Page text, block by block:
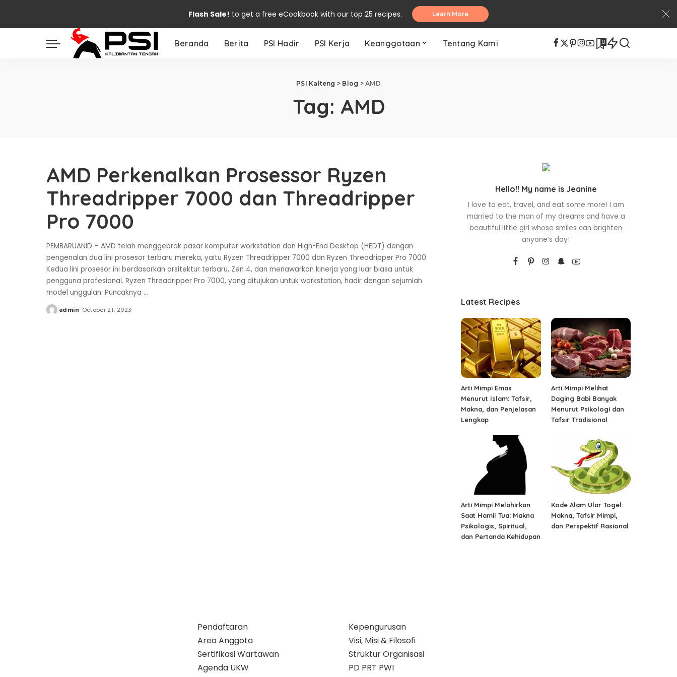
Flash Sale! to get a free eCookbook with our top 25 recipes. Learn More
Beranda Berita PSI Hadir PSI Kerja Keanggotaan Tentang Kami 0
PSI Kalteng > Blog >AMD
Tag: AMD
AMD Perkenalkan Prosessor Ryzen
Threadripper 7000 dan Threadripper
Pro 7000
PEMBARUANID – AMD telah menggebrak pasar komputer workstation dan High-End Desktop (HEDT) dengan
pengenalan dua lini prosesor terbaru mereka, yaitu Ryzen Threadripper 7000 dan Ryzen Threadripper Pro 7000.
Kedua lini prosesor ini berdasarkan arsitektur terbaru, Zen 4, dan menawarkan kinerja yang luar biasa untuk
pengguna profesional. Ryzen Threadripper Pro 7000, yang ditujukan untuk workstation, hadir dengan sejumlah
model unggulan. Puncaknya ...
Posted
admin October 21, 2023
Hello!! My name is Jeanine
I love to eat, travel, and eat some more! I am
married to the man of my dreams and have a
beautiful little girl whose smiles can brighten
anyone’s day!
Latest Recipes
Arti Mimpi Emas
Menurut Islam: Tafsir,
Makna, dan Penjelasan
Lengkap
Arti Mimpi Melihat
Daging Babi Banyak
Menurut Psikologi dan
Tafsir Tradisional
Arti Mimpi Melahirkan
Saat Hamil Tua: Makna
Psikologis, Spiritual,
dan Pertanda Kehidupan
Kode Alam Ular Togel:
Makna, Tafsir Mimpi,
dan Perspektif Rasional
Pendaftaran
Area Anggota
Sertifikasi Wartawan
Agenda UKW
Kepengurusan
Visi, Misi & Filosofi
Struktur Organisasi
PD PRT PWI